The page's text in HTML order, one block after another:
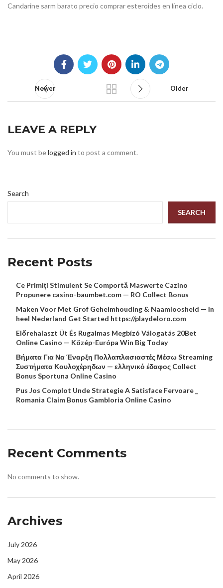
Candarine sarm barato precio comprar esteroides en línea ciclo.
Newer Older
LEAVE A REPLY
You must belogged in to post a comment.
Search
SEARCH
Recent Posts
Ce Primiți Stimulent Se Comportă Maswerte Cazino
Propunere casino-baumbet.com — RO Collect Bonus
Maken Voor Met Grof Geheimhouding & Naamloosheid — in
heel Nederland Get Started https://playdeloro.com
Előrehalaszt Üt És Rugalmas Megbízó Válogatás 20Bet
Online Casino — Közép-Európa Win Big Today
Βήματα Για Να Έναρξη Πολλαπλασιαστές Μέσω Streaming
Συστήματα Κουλοχέρηδων — ελληνικό έδαφος Collect
Bonus Sportuna Online Casino
Pus Jos Complot Unde Strategie A Satisface Fervoare _
Romania Claim Bonus Gambloria Online Casino
Recent Comments
No comments to show.
Archives
July 2026
May 2026
April 2026